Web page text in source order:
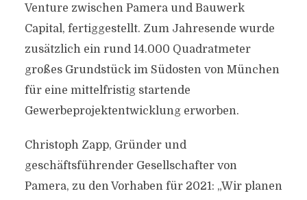
Venture zwischen Pamera und Bauwerk
Capital, fertiggestellt. Zum Jahresende wurde
zusätzlich ein rund 14.000 Quadratmeter
großes Grundstück im Südosten von München
für eine mittelfristig startende
Gewerbeprojektentwicklung erworben.
Christoph Zapp, Gründer und
geschäftsführender Gesellschafter von
Pamera, zu den Vorhaben für 2021: „Wir planen